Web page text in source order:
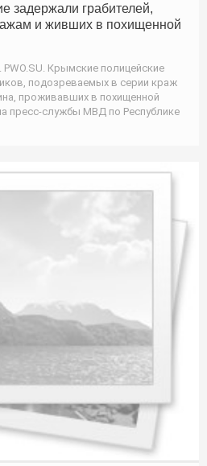
задержали грабителей,
и живших в похищенной
Крымские полицейские
подозреваемых в серии краж
проживавших в похищенной
пресс-службы МВД по Республике